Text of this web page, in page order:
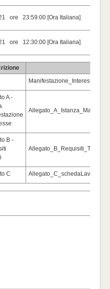
ore 23:59:00 [Ora Italiana]
ore 12:30:00 [Ora Italiana]
A -
B -
C